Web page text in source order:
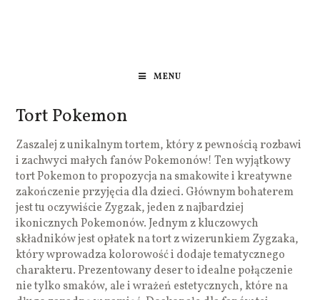
MENU
Tort Pokemon
Zaszalej z unikalnym tortem, który z pewnością rozbawi
i zachwyci małych fanów Pokemonów! Ten wyjątkowy
tort Pokemon to propozycja na smakowite i kreatywne
zakończenie przyjęcia dla dzieci. Głównym bohaterem
jest tu oczywiście Zygzak, jeden z najbardziej
ikonicznych Pokemonów. Jednym z kluczowych
składników jest opłatek na tort z wizerunkiem Zygzaka,
który wprowadza kolorowość i dodaje tematycznego
charakteru. Prezentowany deser to idealne połączenie
nie tylko smaków, ale i wrażeń estetycznych, które na